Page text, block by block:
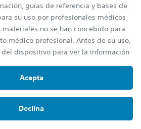
guías de referencia y bases de
su uso por profesionales médicos
no se han concebido para
médico profesional. Antes de su uso,
dispositivo para ver la información
Acepta
Declina